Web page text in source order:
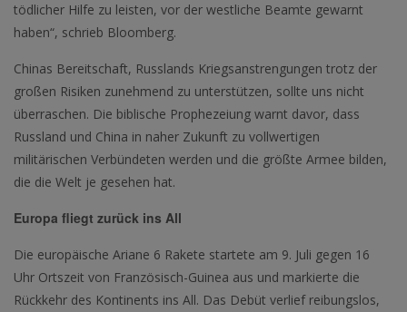
tödlicher Hilfe zu leisten, vor der westliche Beamte gewarnt
haben“, schrieb Bloomberg.
Chinas Bereitschaft, Russlands Kriegsanstrengungen trotz der
großen Risiken zunehmend zu unterstützen, sollte uns nicht
überraschen. Die biblische Prophezeiung warnt davor, dass
Russland und China in naher Zukunft zu vollwertigen
militärischen Verbündeten werden und die größte Armee bilden,
die die Welt je gesehen hat.
Europa fliegt zurück ins All
Die europäische Ariane 6 Rakete startete am 9. Juli gegen 16
Uhr Ortszeit von Französisch-Guinea aus und markierte die
Rückkehr des Kontinents ins All. Das Debüt verlief reibungslos,